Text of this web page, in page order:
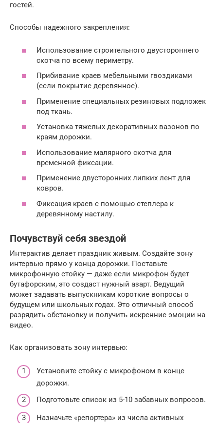
гостей.
Способы надежного закрепления:
Использование строительного двустороннего
скотча по всему периметру.
Прибивание краев мебельными гвоздиками
(если покрытие деревянное).
Применение специальных резиновых подложек
под ткань.
Установка тяжелых декоративных вазонов по
краям дорожки.
Использование малярного скотча для
временной фиксации.
Применение двусторонних липких лент для
ковров.
Фиксация краев с помощью степлера к
деревянному настилу.
Почувствуй себя звездой
Интерактив делает праздник живым. Создайте зону
интервью прямо у конца дорожки. Поставьте
микрофонную стойку — даже если микрофон будет
бутафорским, это создаст нужный азарт. Ведущий
может задавать выпускникам короткие вопросы о
будущем или школьных годах. Это отличный способ
разрядить обстановку и получить искренние эмоции на
видео.
Как организовать зону интервью:
Установите стойку с микрофоном в конце
дорожки.
Подготовьте список из 5-10 забавных вопросов.
Назначьте «репортера» из числа активных